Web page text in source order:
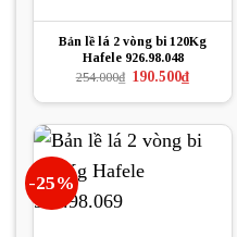
Bản lề lá 2 vòng bi 120Kg
Hafele 926.98.048
254.000₫ Giá
là:
190.500₫Giá
hiện
tại
190.500₫.
-25%